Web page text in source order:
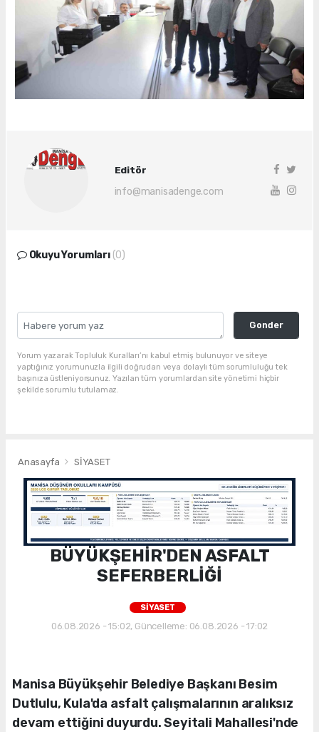
Editör
info@manisadenge.com
Okuyu Yorumları (0)
Gonder
Yorum yazarak Topluluk Kuralları’nı kabul etmiş bulunuyor ve siteye
yaptığınız yorumunuzla ilgili doğrudan veya dolaylı tüm sorumluluğu tek
başınıza üstleniyorsunuz. Yazılan tüm yorumlardan site yönetimi hiçbir
şekilde sorumlu tutulamaz.
Anasayfa SİYASET
BÜYÜKŞEHİR'DEN ASFALT
SEFERBERLİĞİ
SİYASET
06.08.2026 - 15:02, Güncelleme: 06.08.2026 - 17:02
Manisa Büyükşehir Belediye Başkanı Besim
Dutlulu, Kula'da asfalt çalışmalarının aralıksız
devam ettiğini duyurdu. Seyitali Mahallesi'nde